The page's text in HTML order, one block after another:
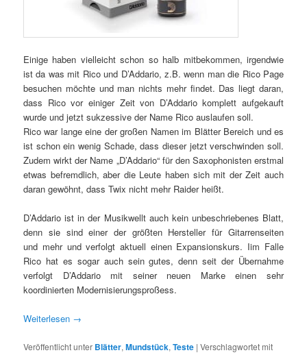
Einige haben vielleicht schon so halb mitbekommen, irgendwie
ist da was mit Rico und D’Addario, z.B. wenn man die Rico Page
besuchen möchte und man nichts mehr findet. Das liegt daran,
dass Rico vor einiger Zeit von D’Addario komplett aufgekauft
wurde und jetzt sukzessive der Name Rico auslaufen soll.
Rico war lange eine der großen Namen im Blätter Bereich und es
ist schon ein wenig Schade, dass dieser jetzt verschwinden soll.
Zudem wirkt der Name „D’Addario“ für den Saxophonisten erstmal
etwas befremdlich, aber die Leute haben sich mit der Zeit auch
daran gewöhnt, dass Twix nicht mehr Raider heißt.
D’Addario ist in der Musikwellt auch kein unbeschriebenes Blatt,
denn sie sind einer der größten Hersteller für Gitarrenseiten
und mehr und verfolgt aktuell einen Expansionskurs. Iim Falle
Rico hat es sogar auch sein gutes, denn seit der Übernahme
verfolgt D’Addario mit seiner neuen Marke einen sehr
koordinierten Modernisierungsproßess.
Weiterlesen →
Veröffentlicht unter Blätter,Mundstück,Teste |Verschlagwortet mit